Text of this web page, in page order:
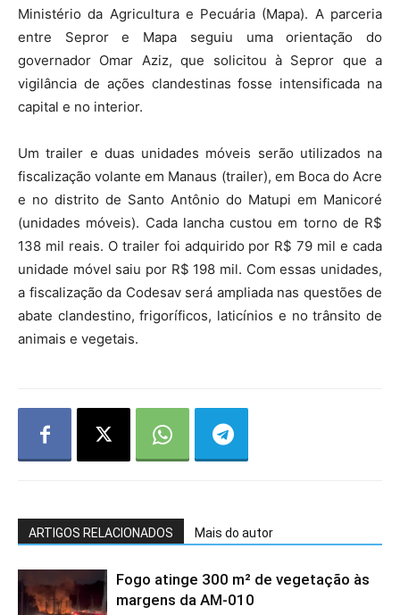
Ministério da Agricultura e Pecuária (Mapa). A parceria
entre Sepror e Mapa seguiu uma orientação do
governador Omar Aziz, que solicitou à Sepror que a
vigilância de ações clandestinas fosse intensificada na
capital e no interior.
Um trailer e duas unidades móveis serão utilizados na
fiscalização volante em Manaus (trailer), em Boca do Acre
e no distrito de Santo Antônio do Matupi em Manicoré
(unidades móveis). Cada lancha custou em torno de R$
138 mil reais. O trailer foi adquirido por R$ 79 mil e cada
unidade móvel saiu por R$ 198 mil. Com essas unidades,
a fiscalização da Codesav será ampliada nas questões de
abate clandestino, frigoríficos, laticínios e no trânsito de
animais e vegetais.
ARTIGOS RELACIONADOS Mais do autor
Fogo atinge 300 m² de vegetação às
margens da AM-010